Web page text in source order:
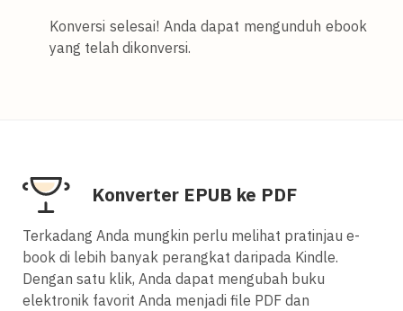
Konversi selesai! Anda dapat mengunduh ebook
yang telah dikonversi.
Konverter EPUB ke PDF
Terkadang Anda mungkin perlu melihat pratinjau e-
book di lebih banyak perangkat daripada Kindle.
Dengan satu klik, Anda dapat mengubah buku
elektronik favorit Anda menjadi file PDF dan